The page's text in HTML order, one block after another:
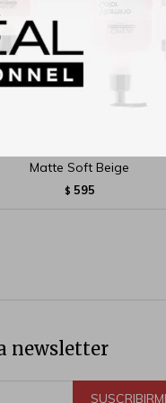
Matte Soft Beige
$ 595
newsletter